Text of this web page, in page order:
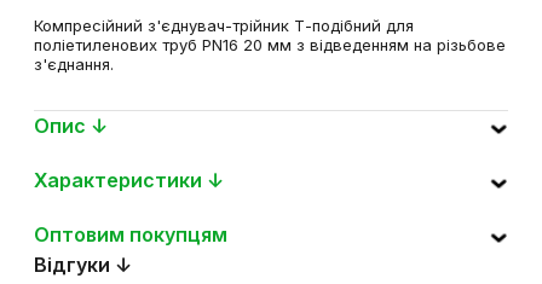
Компресійний з'єднувач-трійник Т-подібний для
поліетиленових труб PN16 20 мм з відведенням на різьбове
з'єднання.
Опис ↓
Характеристики ↓
Оптовим покупцям
Відгуки ↓